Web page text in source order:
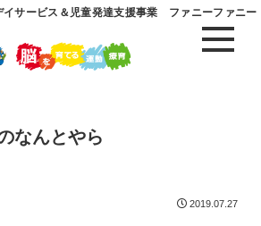
イサービス＆児童発達支援事業 ファニーファニー
なんとやら
2019.07.27